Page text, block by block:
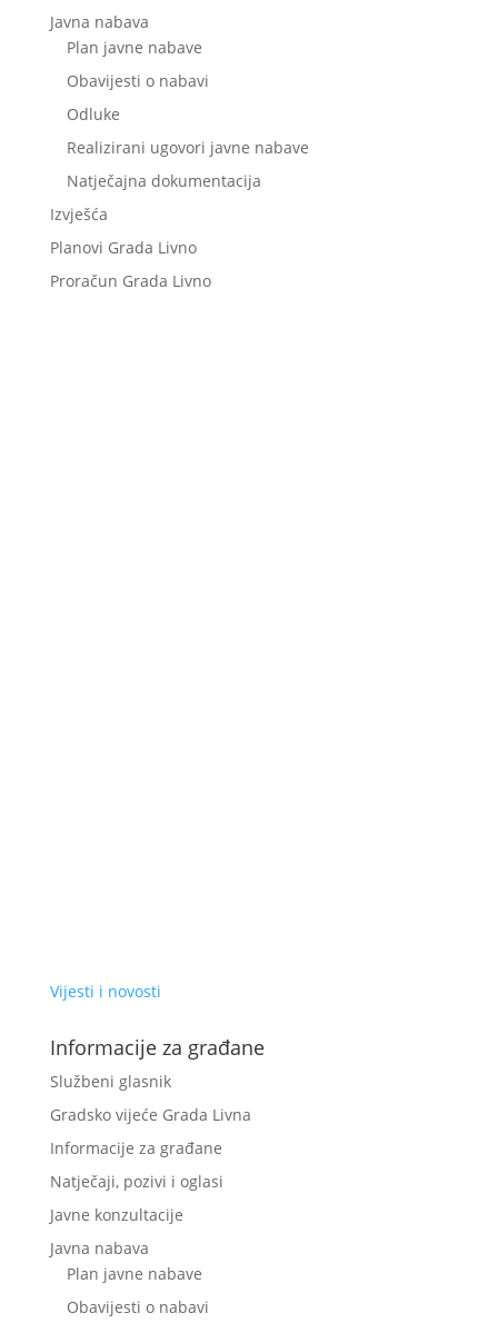
Javna nabava
Plan javne nabave
Obavijesti o nabavi
Odluke
Realizirani ugovori javne nabave
Natječajna dokumentacija
Izvješća
Planovi Grada Livno
Proračun Grada Livno
Vijesti i novosti
Informacije za građane
Službeni glasnik
Gradsko vijeće Grada Livna
Informacije za građane
Natječaji, pozivi i oglasi
Javne konzultacije
Javna nabava
Plan javne nabave
Obavijesti o nabavi